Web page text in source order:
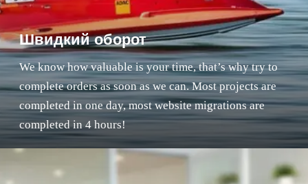
Швидкий оборот
We know how valuable is your time, that’s why try to
complete orders as soon as we can. Most projects are
completed in one day, most website migrations are
completed in 4 hours!